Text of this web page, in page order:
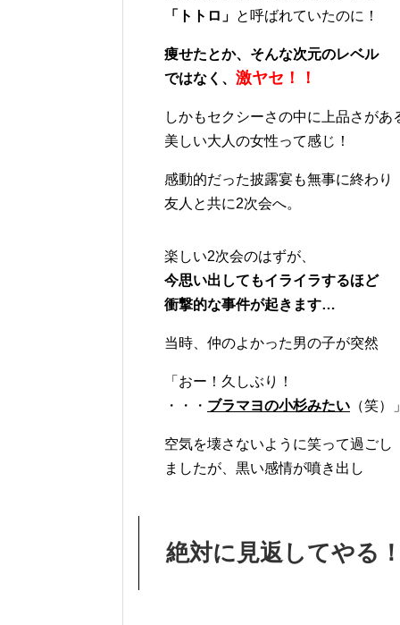
「トトロ」 と呼ばれていたのに！
痩せたとか、そんな次元のレベル
ではなく、 激ヤセ！！
しかもセクシーさの中に上品さがあ
美しい大人の女性って感じ！
感動的だった披露宴も無事に終わり
友人と共に2次会へ。
楽しい2次会のはずが、
今思い出してもイライラするほど
衝撃的な事件が起きます…
当時、仲のよかった男の子が突然
「おー！久しぶり！
・・・ ブラマヨの小杉みたい （笑）
空気を壊さないように笑って過ごし
ましたが、黒い感情が噴き出し
絶対に見返してやる